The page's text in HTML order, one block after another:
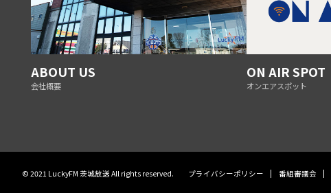
ABOUT US
会社概要
ON AIR SPOT
オンエアスポット
© 2021 LuckyFM 茨城放送 All rights reserved. プライバシーポリシー 番組審議会